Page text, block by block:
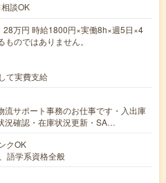
談OK
万円 時給1800円×実働8h×週5日×4
のではありません。
て実費支給
流サポート事務のお仕事です・入出庫
況確認・在庫状況更新・SA…
クOK
語学系資格全般